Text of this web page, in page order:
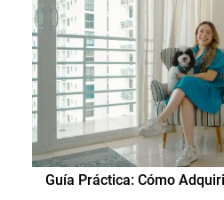
Guía Práctica: Cómo